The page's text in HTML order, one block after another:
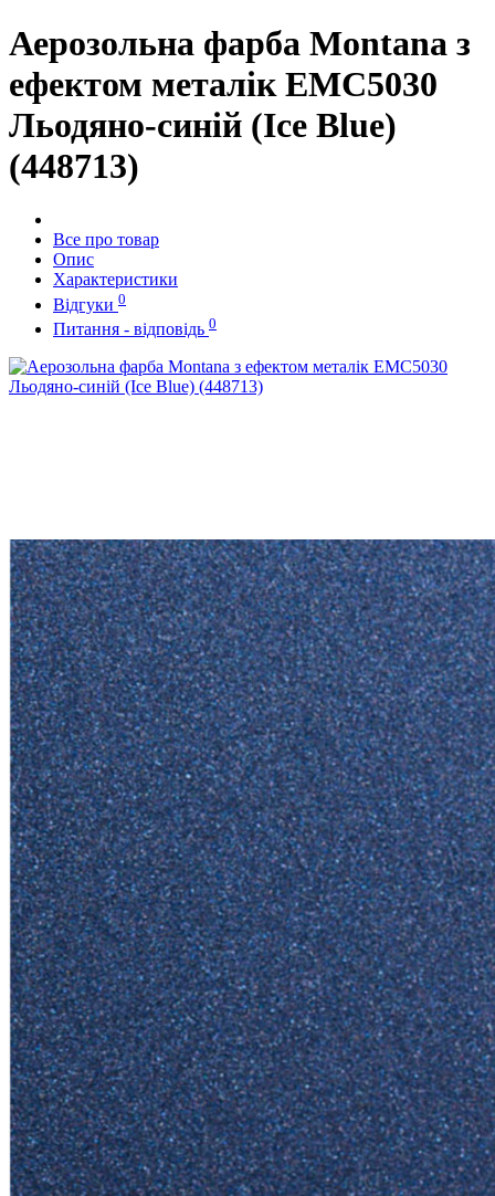
Аерозольна фарба Montana з
ефектом металік EMC5030
Льодяно-синій (Ice Blue)
(448713)
Все про товар
Опис
Характеристики
Відгуки 0
Питання - відповідь 0